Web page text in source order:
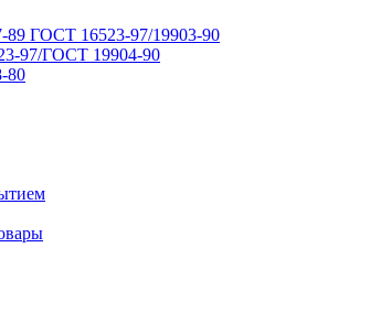
89 ГОСТ 16523-97/19903-90
97/ГОСТ 19904-90
80